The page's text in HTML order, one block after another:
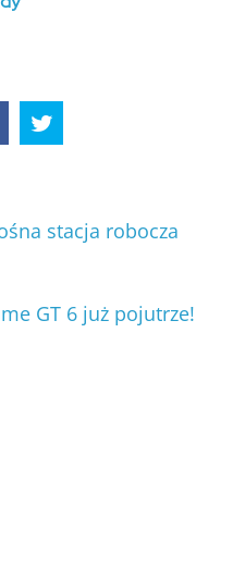
stacja robocza
GT 6 już pojutrze!